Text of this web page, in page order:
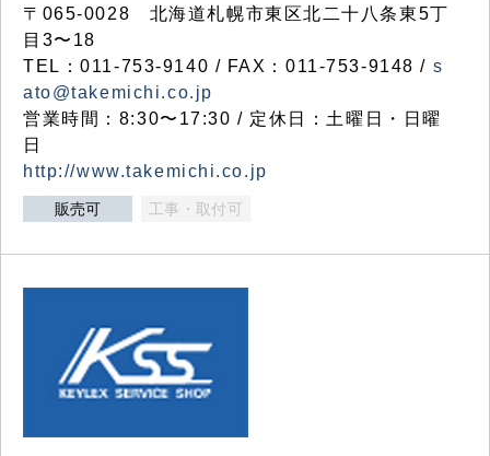
〒065-0028 北海道札幌市東区北二十八条東5丁
目3〜18
TEL：011-753-9140 / FAX：011-753-9148 / s
ato@takemichi.co.jp
営業時間：8:30〜17:30 / 定休日：土曜日・日曜
日
http://www.takemichi.co.jp
販売可 工事・取付可